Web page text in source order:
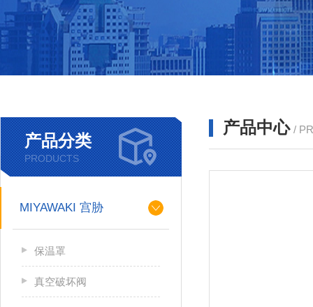
产品分类
PRODUCTS
MIYAWAKI 宫胁
保温罩
真空破坏阀
产品中心 /